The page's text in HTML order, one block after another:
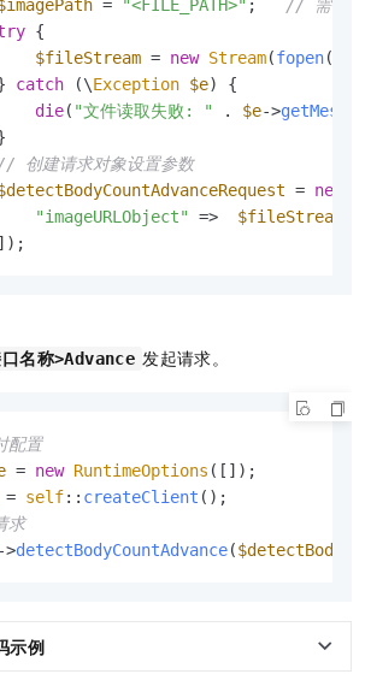
= "<FILE_PATH>" ; // 需替换
{
$fileStream = new Stream(fopen(
catch (\Exception $e) {
die( "文件读取失败: " . $e->
创建请求对象设置参数
= new
"imageURLObject"
=> $fileStream
]);
名称>Advance 发起请求。
配置
= new RuntimeOptions ([]);
= self:: createClient ();
请求
->detectBodyCountAdvance(
示例